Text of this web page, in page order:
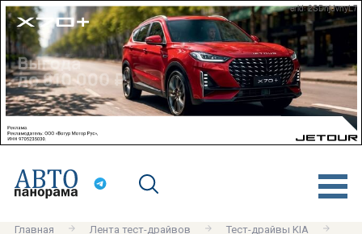
erid: 2SDnjdvnyL7
Главная Лента тест-драйвов
Тест-драйвы KIA